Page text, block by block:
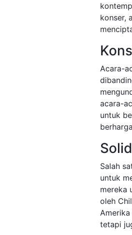
konser,
Acara-
acara-
untuk
Salah
untuk
mereka
oleh
tetapi